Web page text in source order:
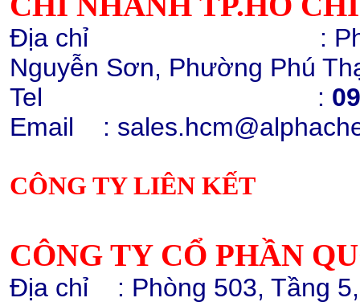
Hạt nhựa PC 2407, 2807
010131 (trắng điện)
Chi tiết Mua hàng
Chi tiết
Địa chỉ : Phòng
Nguyễn Sơn, Phường Phú
Tel :
Email
:
CÔNG TY LIÊN KẾT
CÔNG TY CỔ PHẦN
Địa chỉ
: Phòng 503, Tầng